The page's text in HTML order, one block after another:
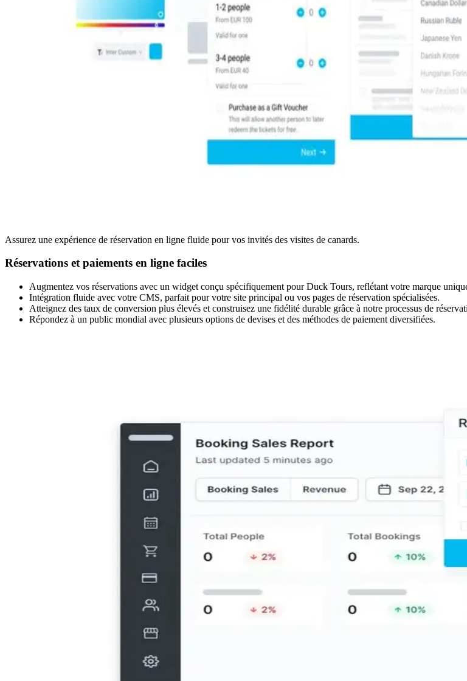
Assurez une expérience de réservation en ligne fluide pour vos invités des visites de canards.
Réservations et paiements en ligne faciles
Augmentez vos réservations avec un widget conçu spécifiquement pour Duck Tours, reflétant votre marque
Intégration fluide avec votre CMS, parfait pour votre site principal ou vos pages de réservation spécialisées.
Atteignez des taux de conversion plus élevés et construisez une fidélité durable grâce à notre processus de
Répondez à un public mondial avec plusieurs options de devises et des méthodes de paiement diversifiées.